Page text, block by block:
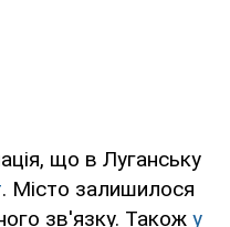
що в Луганську
. Місто залишилося
зв'язку. Також у